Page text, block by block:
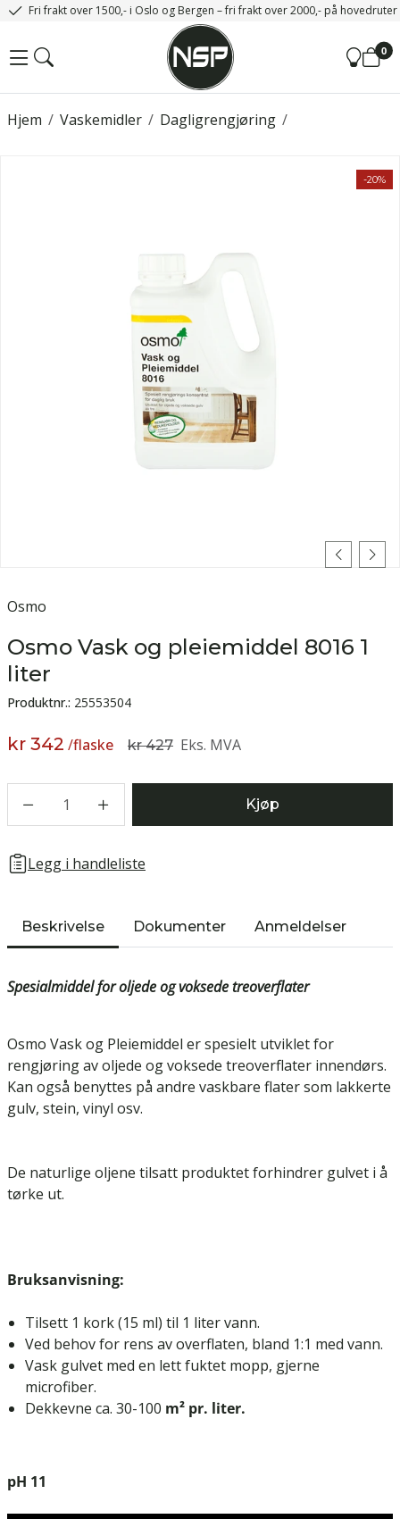
Fri frakt over 1500,- i Oslo og Bergen – fri frakt over 2000,- på
0
/
Hjem /
Vaskemidler /
Dagligrengjøring
-20%
Osmo
Osmo Vask og pleiemiddel 8016 1
liter
Produktnr.: 25553504
kr 342 /flaske kr 427 Eks. MVA
1 Kjøp
Legg i handleliste
Beskrivelse Dokumenter Anmeldelser
Spesialmiddel for oljede og voksede treoverflater
Osmo Vask og Pleiemiddel er spesielt utviklet for
rengjøring av oljede og voksede treoverflater innendørs.
Kan også benyttes på andre vaskbare flater som lakkerte
gulv, stein, vinyl osv.
De naturlige oljene tilsatt produktet forhindrer gulvet i å
tørke ut.
Bruksanvisning:
Tilsett 1 kork (15 ml) til 1 liter vann.
Ved behov for rens av overflaten, bland 1:1 med vann.
Vask gulvet med en lett fuktet mopp, gjerne
microfiber.
Dekkevne ca. 30-100 m² pr. liter.
pH 11